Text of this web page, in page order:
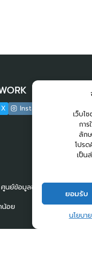
เว็บไ
กา
ลัก
โปร
เป็น
ยอมรับ
นโยบา
X Instagram
ศูนย์ข้อมูลข่าวสาร อบต.เขาน้อย
น้อย